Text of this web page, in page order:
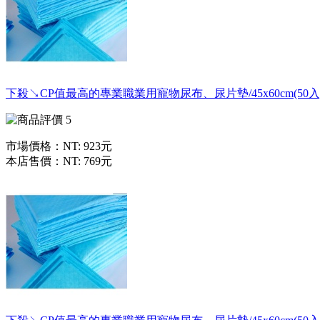
下殺↘CP值最高的專業職業用寵物尿布、尿片墊/45x60cm(50
市場價格： NT: 923元
本店售價： NT: 769元